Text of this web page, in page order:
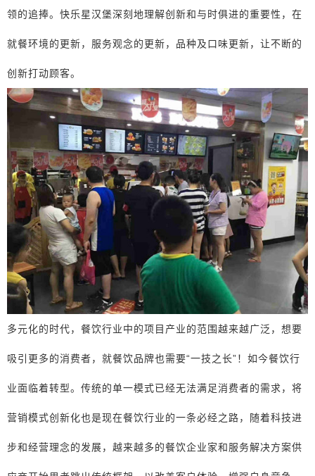
领的追捧。快乐星汉堡深刻地理解创新和与时俱进的重要性，在
就餐环境的更新，服务观念的更新，品种及口味更新，让不断的
创新打动顾客。
多元化的时代，餐饮行业中的项目产业的范围越来越广泛，想要
吸引更多的消费者，就餐饮品牌也需要“一技之长”！如今餐饮行
业面临着转型。传统的单一模式已经无法满足消费者的需求，将
营销模式创新化也是现在餐饮行业的一条必经之路，随着科技进
步和经营理念的发展，越来越多的餐饮企业家和服务解决方案供